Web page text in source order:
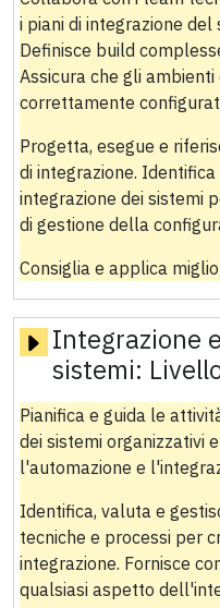
i piani di integrazione
Definisce build
Assicura che gli
correttamente
Progetta, esegue e
di integrazione.
integrazione dei sistemi
di gestione della
Consiglia e applica
Integrazione
sistemi:
Pianifica e guida le
dei sistemi organizzativi
l'automazione e
Identifica, valuta e
tecniche e processi per
integrazione. Fornisce
qualsiasi aspetto